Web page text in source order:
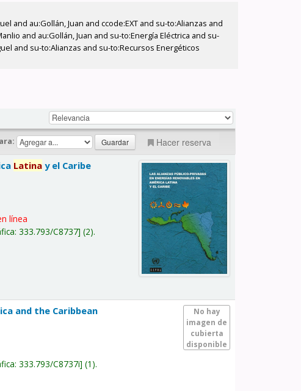
and au:Gollán, Juan and ccode:EXT and su-to:Alianzas and
and au:Gollán, Juan and su-to:Energía Eléctrica and su-
and su-to:Alianzas and su-to:Recursos Energéticos
Hacer reserva
Latina y el Caribe
línea
333.793/C8737 (2).
No hay
imagen de
cubierta
disponible
and the Caribbean
333.793/C8737i (1).